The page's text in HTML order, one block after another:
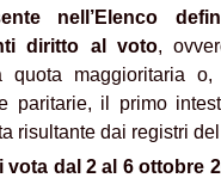
nell’Elenco
diritto al voto,
quota maggioritaria
paritarie, il primo
risultante dai registri
vota dal 2 al 6 ottobre